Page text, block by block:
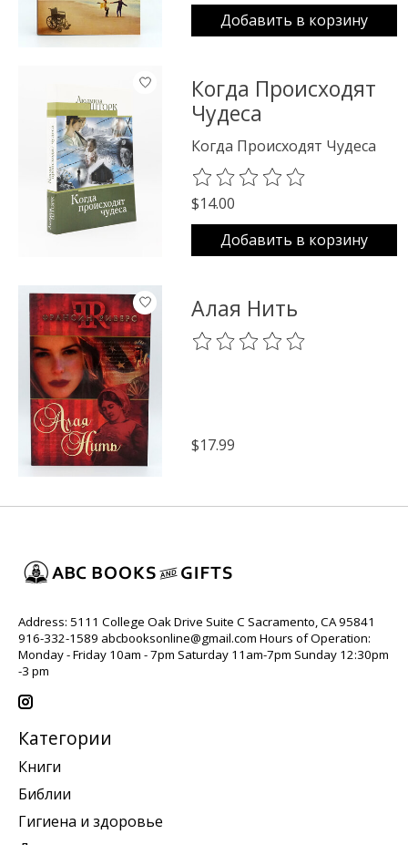
Добавить в корзину
Когда Происходят
Чудеса
Когда Происходят Чудеса
The rating of this product is
$14.00
Добавить в корзину
Алая Нить
The rating of this product is
$17.99
Address: 5111 College Oak Drive Suite C Sacramento, CA 95841
916-332-1589 abcbooksonline@gmail.com Hours of Operation:
Monday - Friday 10am - 7pm Saturday 11am-7pm Sunday 12:30pm
-3 pm
Категории
Книги
Библии
Гигиена и здоровье